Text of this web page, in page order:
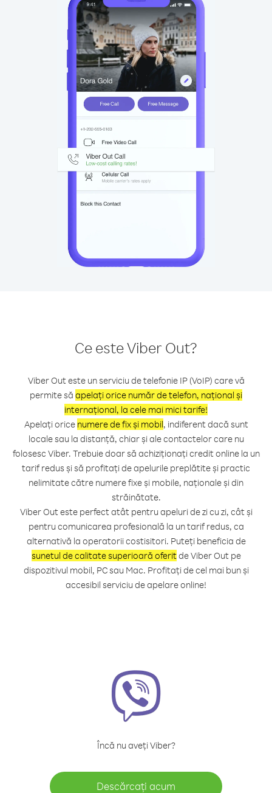
Ce este Viber Out?
Viber Out este un serviciu de telefonie IP (VoIP) care vă
permite să apelați orice număr de telefon, național și
internațional, la cele mai mici tarife!
Apelați orice numere de fix și mobil, indiferent dacă sunt
locale sau la distanță, chiar și ale contactelor care nu
folosesc Viber. Trebuie doar să achiziționați credit online la un
tarif redus și să profitați de apelurile preplătite și practic
nelimitate către numere fixe și mobile, naționale și din
străinătate.
Viber Out este perfect atât pentru apeluri de zi cu zi, cât și
pentru comunicarea profesională la un tarif redus, ca
alternativă la operatorii costisitori. Puteți beneficia de
sunetul de calitate superioară oferitde Viber Out pe
dispozitivul mobil, PC sau Mac. Profitați de cel mai bun și
accesibil serviciu de apelare online!
Încă nu aveți Viber?
Descărcați acum